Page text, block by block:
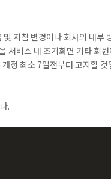
지침 변경이나 회사의 내부
서비스 내 초기화면 기타 회
정 최소 7일전부터 고지할 것
.